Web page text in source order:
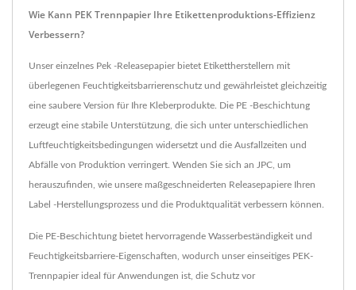
Wie Kann PEK Trennpapier Ihre Etikettenproduktions-Effizienz
Verbessern?
Unser einzelnes Pek -Releasepapier bietet Etikettherstellern mit
überlegenen Feuchtigkeitsbarrierenschutz und gewährleistet gleichzeitig
eine saubere Version für Ihre Kleberprodukte. Die PE -Beschichtung
erzeugt eine stabile Unterstützung, die sich unter unterschiedlichen
Luftfeuchtigkeitsbedingungen widersetzt und die Ausfallzeiten und
Abfälle von Produktion verringert. Wenden Sie sich an JPC, um
herauszufinden, wie unsere maßgeschneiderten Releasepapiere Ihren
Label -Herstellungsprozess und die Produktqualität verbessern können.
Die PE-Beschichtung bietet hervorragende Wasserbeständigkeit und
Feuchtigkeitsbarriere-Eigenschaften, wodurch unser einseitiges PEK-
Trennpapier ideal für Anwendungen ist, die Schutz vor